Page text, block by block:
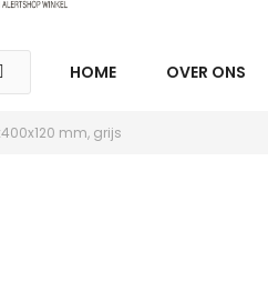
HOME OVER ONS
mm, grijs